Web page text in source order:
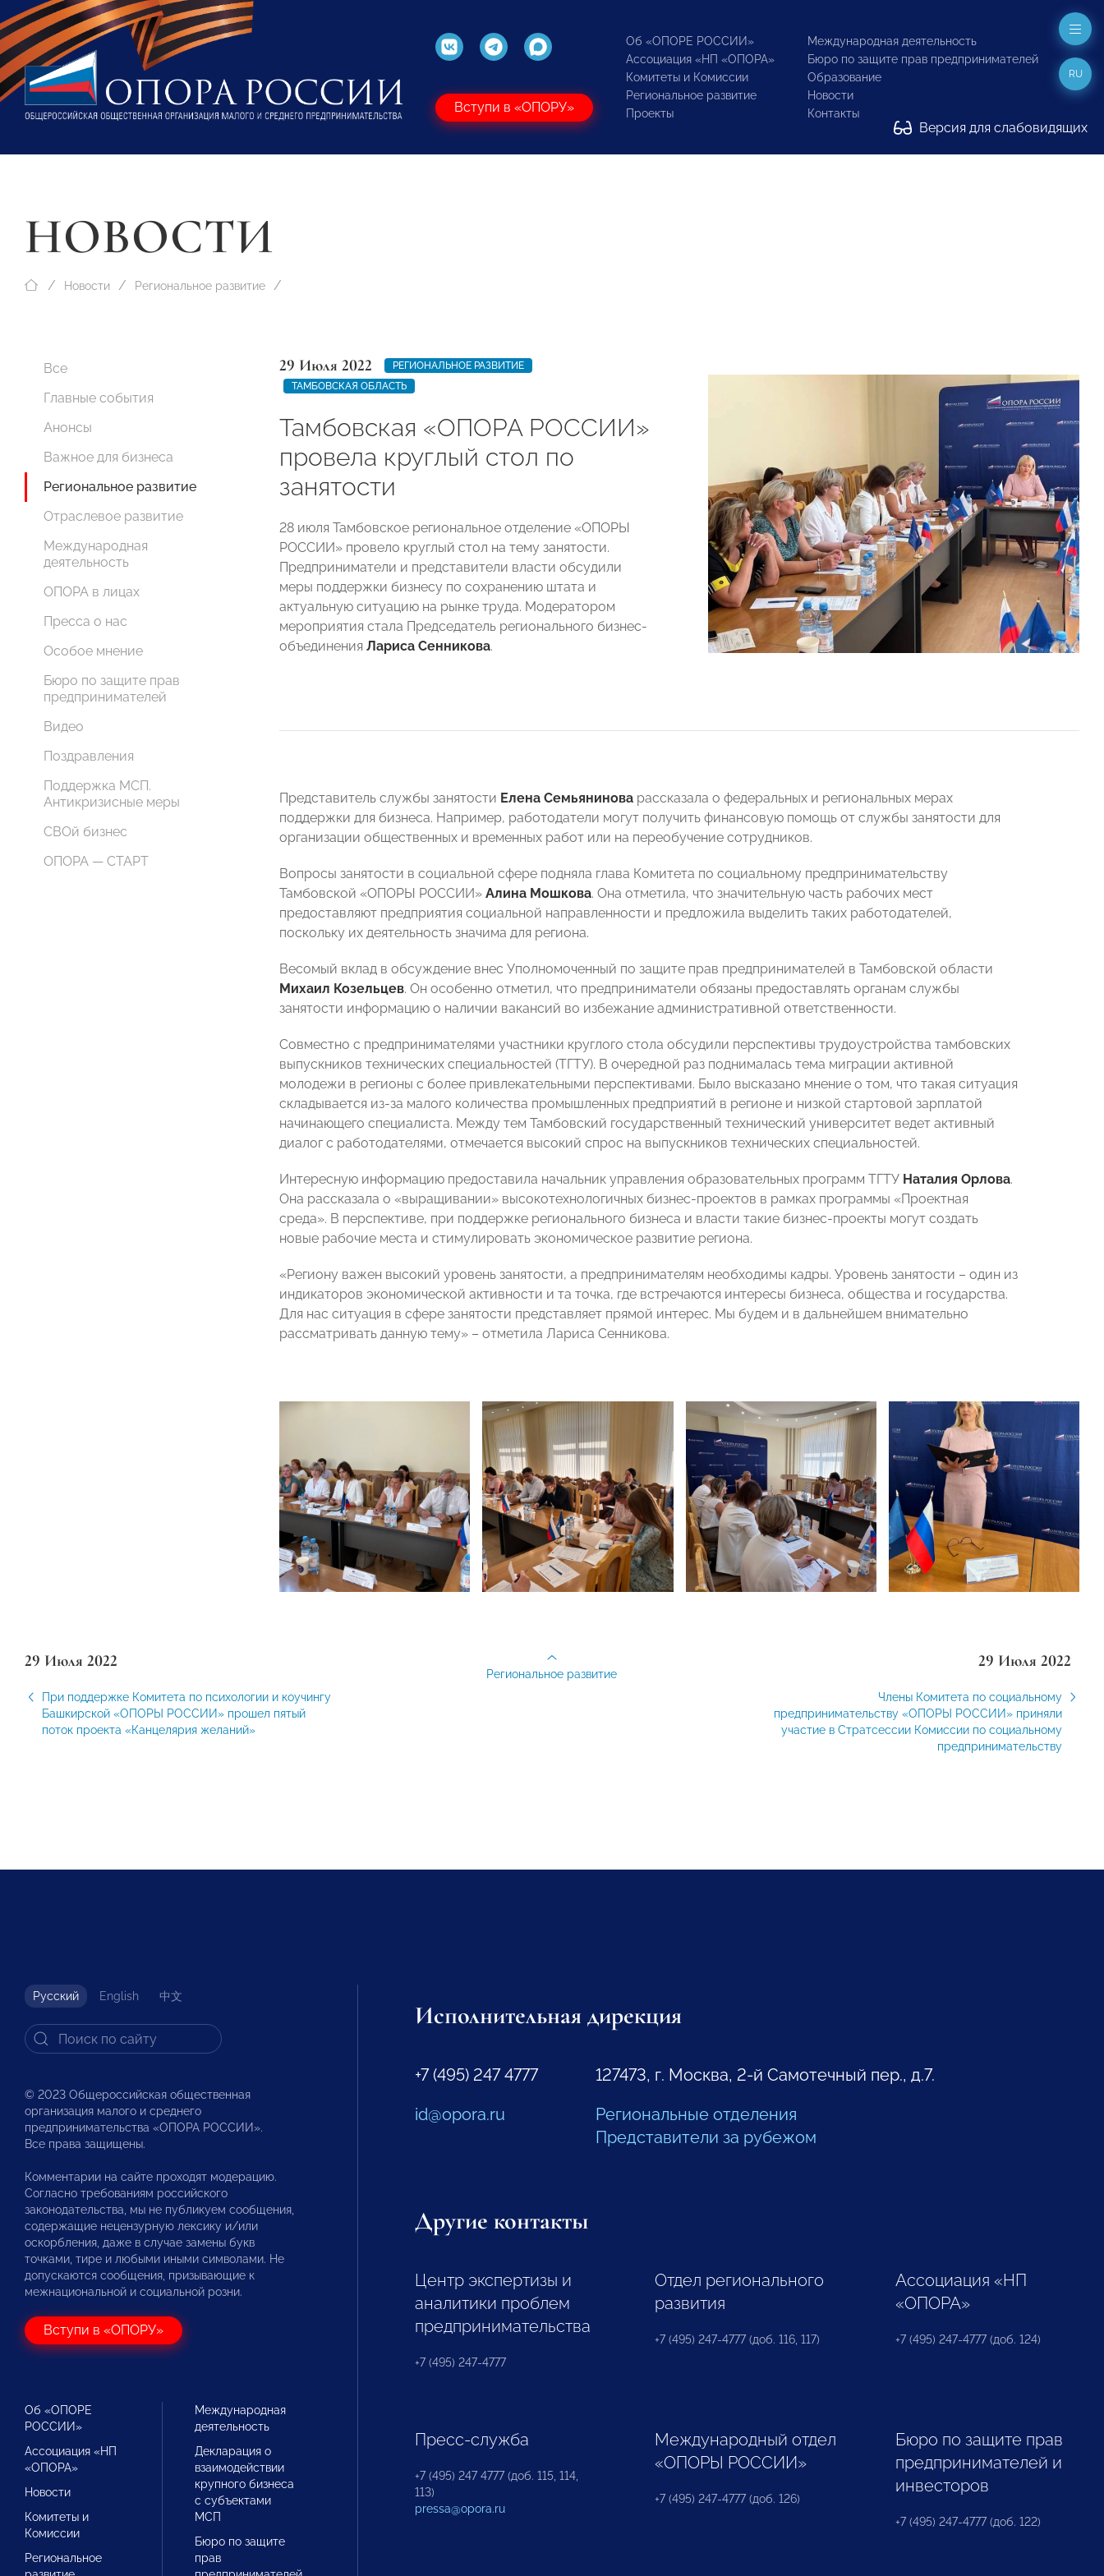
Вступи в «ОПОРУ»
Об «ОПОРЕ РОССИИ»
Ассоциация «НП «ОПОРА»
Комитеты и Комиссии
Региональное развитие
Проекты
Международная деятельность
Бюро по защите прав предпринимателей
Образование
Новости
Контакты
Версия для слабовидящих
RU
НОВОСТИ
Новости Региональное развитие
Все
Главные события
Анонсы
Важное для бизнеса
Региональное развитие
Отраслевое развитие
Международная
деятельность
ОПОРА в лицах
Пресса о нас
Особое мнение
Бюро по защите прав
предпринимателей
Видео
Поздравления
Поддержка МСП.
Антикризисные меры
СВОй бизнес
ОПОРА — СТАРТ
29 Июля 2022
РЕГИОНАЛЬНОЕ РАЗВИТИЕ
ТАМБОВСКАЯ ОБЛАСТЬ
Тамбовская «ОПОРА РОССИИ»
провела круглый стол по
занятости
28 июля Тамбовское региональное отделение «ОПОРЫ
РОССИИ» провело круглый стол на тему занятости.
Предприниматели и представители власти обсудили
меры поддержки бизнесу по сохранению штата и
актуальную ситуацию на рынке труда. Модератором
мероприятия стала Председатель регионального бизнес-
объединения Лариса Сенникова.
Представитель службы занятости Елена Семьянинова рассказала о федеральных и региональных мерах
поддержки для бизнеса. Например, работодатели могут получить финансовую помощь от службы занятости для
организации общественных и временных работ или на переобучение сотрудников.
Вопросы занятости в социальной сфере подняла глава Комитета по социальному предпринимательству
Тамбовской «ОПОРЫ РОССИИ» Алина Мошкова. Она отметила, что значительную часть рабочих мест
предоставляют предприятия социальной направленности и предложила выделить таких работодателей,
поскольку их деятельность значима для региона.
Весомый вклад в обсуждение внес Уполномоченный по защите прав предпринимателей в Тамбовской области
Михаил Козельцев. Он особенно отметил, что предприниматели обязаны предоставлять органам службы
занятости информацию о наличии вакансий во избежание административной ответственности.
Совместно с предпринимателями участники круглого стола обсудили перспективы трудоустройства тамбовских
выпускников технических специальностей (ТГТУ). В очередной раз поднималась тема миграции активной
молодежи в регионы с более привлекательными перспективами. Было высказано мнение о том, что такая ситуация
складывается из-за малого количества промышленных предприятий в регионе и низкой стартовой зарплатой
начинающего специалиста. Между тем Тамбовский государственный технический университет ведет активный
диалог с работодателями, отмечается высокий спрос на выпускников технических специальностей.
Интересную информацию предоставила начальник управления образовательных программ ТГТУ Наталия Орлова.
Она рассказала о «выращивании» высокотехнологичных бизнес-проектов в рамках программы «Проектная
среда». В перспективе, при поддержке регионального бизнеса и власти такие бизнес-проекты могут создать
новые рабочие места и стимулировать экономическое развитие региона.
«Региону важен высокий уровень занятости, а предпринимателям необходимы кадры. Уровень занятости – один из
индикаторов экономической активности и та точка, где встречаются интересы бизнеса, общества и государства.
Для нас ситуация в сфере занятости представляет прямой интерес. Мы будем и в дальнейшем внимательно
рассматривать данную тему» – отметила Лариса Сенникова.
29 Июля 2022
При поддержке Комитета по психологии и коучингу
Башкирской «ОПОРЫ РОССИИ» прошел пятый
поток проекта «Канцелярия желаний»
29 Июля 2022
Члены Комитета по социальному
предпринимательству «ОПОРЫ РОССИИ» приняли
участие в Стратсессии Комиссии по социальному
предпринимательству
Региональное развитие
Русский English 中文
© 2023 Общероссийская общественная
организация малого и среднего
предпринимательства «ОПОРА РОССИИ».
Все права защищены.
Комментарии на сайте проходят модерацию.
Согласно требованиям российского
законодательства, мы не публикуем сообщения,
содержащие нецензурную лексику и/или
оскорбления, даже в случае замены букв
точками, тире и любыми иными символами. Не
допускаются сообщения, призывающие к
межнациональной и социальной розни.
Вступи в «ОПОРУ»
Об «ОПОРЕ
РОССИИ»
Ассоциация «НП
«ОПОРА»
Новости
Комитеты и
Комиссии
Региональное
Международная
деятельность
Декларация о
взаимодействии
крупного бизнеса
с субъектами
МСП
Бюро по защите
прав
Исполнительная дирекция
+7 (495) 247 4777
id@opora.ru
127473, г. Москва, 2-й Самотечный пер., д.7.
Региональные отделения
Представители за рубежом
Другие контакты
Центр экспертизы и
аналитики проблем
предпринимательства
+7 (495) 247-4777
Отдел регионального
развития
+7 (495) 247-4777 (доб. 116, 117)
Ассоциация «НП
«ОПОРА»
+7 (495) 247-4777 (доб. 124)
Пресс-служба
+7 (495) 247 4777 (доб. 115, 114,
113)
pressa@opora.ru
Международный отдел
«ОПОРЫ РОССИИ»
+7 (495) 247-4777 (доб. 126)
Бюро по защите прав
предпринимателей и
инвесторов
+7 (495) 247-4777 (доб. 122)